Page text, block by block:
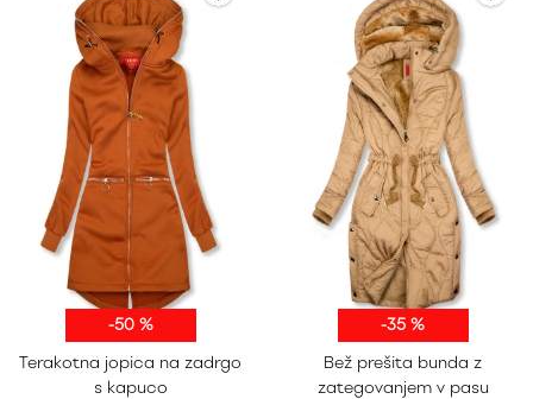
-50 %
Terakotna jopica na zadrgo
s kapuco
S M L
XL
XXL
-35 %
Bež prešita bunda z
zategovanjem v pasu
S M L
XL
XXL